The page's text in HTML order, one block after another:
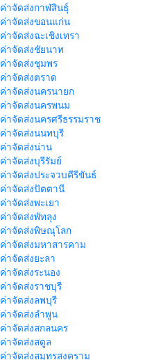
ค่าจัดส่งกาฬสินธุ์
ค่าจัดส่งขอนแก่น
ค่าจัดส่งฉะเชิงเทรา
ค่าจัดส่งชัยนาท
ค่าจัดส่งชุมพร
ค่าจัดส่งตราด
ค่าจัดส่งนครนายก
ค่าจัดส่งนครพนม
ค่าจัดส่งนครศรีธรรมราช
ค่าจัดส่งนนทบุรี
ค่าจัดส่งน่าน
ค่าจัดส่งบุรีรัมย์
ค่าจัดส่งประจวบคีรีขันธ์
ค่าจัดส่งปัตตานี
ค่าจัดส่งพะเยา
ค่าจัดส่งพัทลุง
ค่าจัดส่งพิษณุโลก
ค่าจัดส่งมหาสารคาม
ค่าจัดส่งยะลา
ค่าจัดส่งระนอง
ค่าจัดส่งราชบุรี
ค่าจัดส่งลพบุรี
ค่าจัดส่งลำพูน
ค่าจัดส่งสกลนคร
ค่าจัดส่งสตูล
ค่าจัดส่งสมุทรสงคราม